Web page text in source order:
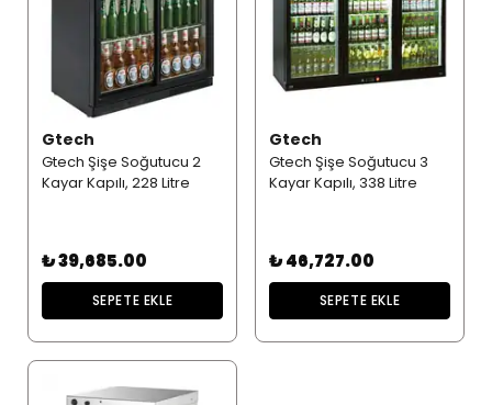
Gtech
Gtech Şişe Soğutucu 2
Kayar Kapılı, 228 Litre
₺ 39,685.00
SEPETE EKLE
Gtech
Gtech Şişe Soğutucu 3
Kayar Kapılı, 338 Litre
₺ 46,727.00
SEPETE EKLE